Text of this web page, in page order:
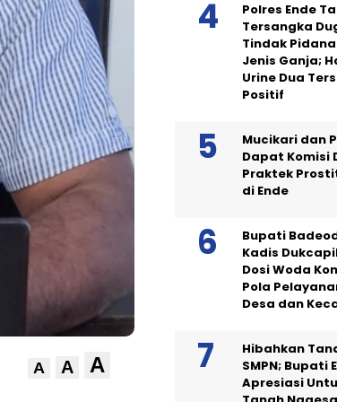
A A A
Polres Ende
Tersangka
Tindak
Jenis Ganja;
Urine Dua
Positif
Mucikari dan
Dapat Komisi
Praktek
di Ende
Bupati
Kadis
Dosi Woda
Pola
Desa dan
Hibahkan
SMPN; Bupati
Apresiasi